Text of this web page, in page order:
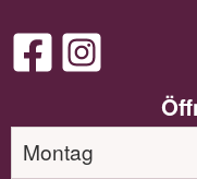
Montag